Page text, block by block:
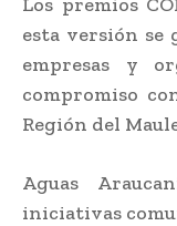
esta versión se
empresas y
compromiso
Región del
Aguas
iniciativas